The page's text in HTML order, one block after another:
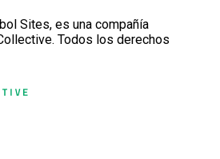
Sites, es una compañía
Todos los derechos